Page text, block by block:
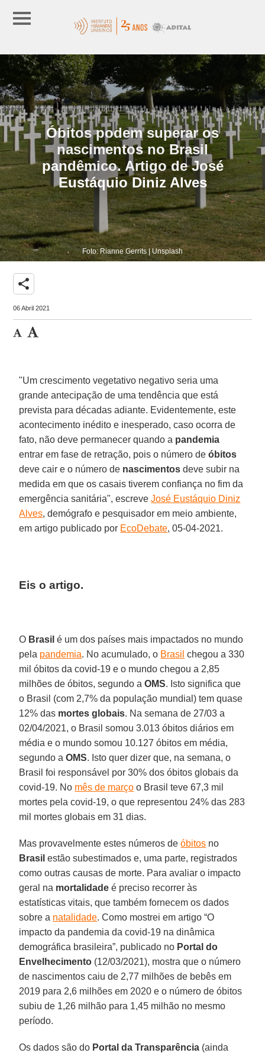
Óbitos podem superar os
nascimentos no Brasil
pandêmico. Artigo de José
Eustáquio Diniz Alves
Foto: Rianne Gerrits | Unsplash
share
06 Abril 2021
"Um crescimento vegetativo negativo seria uma
grande antecipação de uma tendência que está
prevista para décadas adiante. Evidentemente, este
acontecimento inédito e inesperado, caso ocorra de
fato, não deve permanecer quando a pandemia
entrar em fase de retração, pois o número deóbitos
deve cair e o número de nascimentos deve subir na
medida em que os casais tiverem confiança no fim da
emergência sanitária", escreveJosé Eustáquio Diniz
Alves, demógrafo e pesquisador em meio ambiente,
em artigo publicado por EcoDebate, 05-04-2021.
Eis o artigo.
O Brasil é um dos países mais impactados no mundo
pela pandemia. No acumulado, o Brasil chegou a 330
mil óbitos da covid-19 e o mundo chegou a 2,85
milhões de óbitos, segundo aOMS. Isto significa que
o Brasil (com 2,7% da população mundial) tem quase
12% das mortes globais. Na semana de 27/03 a
02/04/2021, o Brasil somou 3.013 óbitos diários em
média e o mundo somou 10.127 óbitos em média,
segundo aOMS. Isto quer dizer que, na semana, o
Brasil foi responsável por 30% dos óbitos globais da
covid-19. No mês de março o Brasil teve 67,3 mil
mortes pela covid-19, o que representou 24% das 283
mil mortes globais em 31 dias.
Mas provavelmente estes números deóbitos no
Brasil estão subestimados e, uma parte, registrados
como outras causas de morte. Para avaliar o impacto
geral na mortalidade é preciso recorrer às
estatísticas vitais, que também fornecem os dados
sobre a natalidade. Como mostrei em artigo “O
impacto da pandemia da covid-19 na dinâmica
demográfica brasileira”, publicado no Portal do
Envelhecimento (12/03/2021), mostra que o número
de nascimentos caiu de 2,77 milhões de bebês em
2019 para 2,6 milhões em 2020 e o número de óbitos
subiu de 1,26 milhão para 1,45 milhão no mesmo
período.
Os dados são do Portal da Transparência (ainda